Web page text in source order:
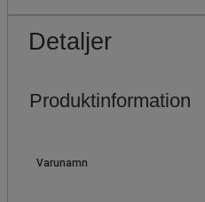
Detaljer
Produktinformation
Varunamn